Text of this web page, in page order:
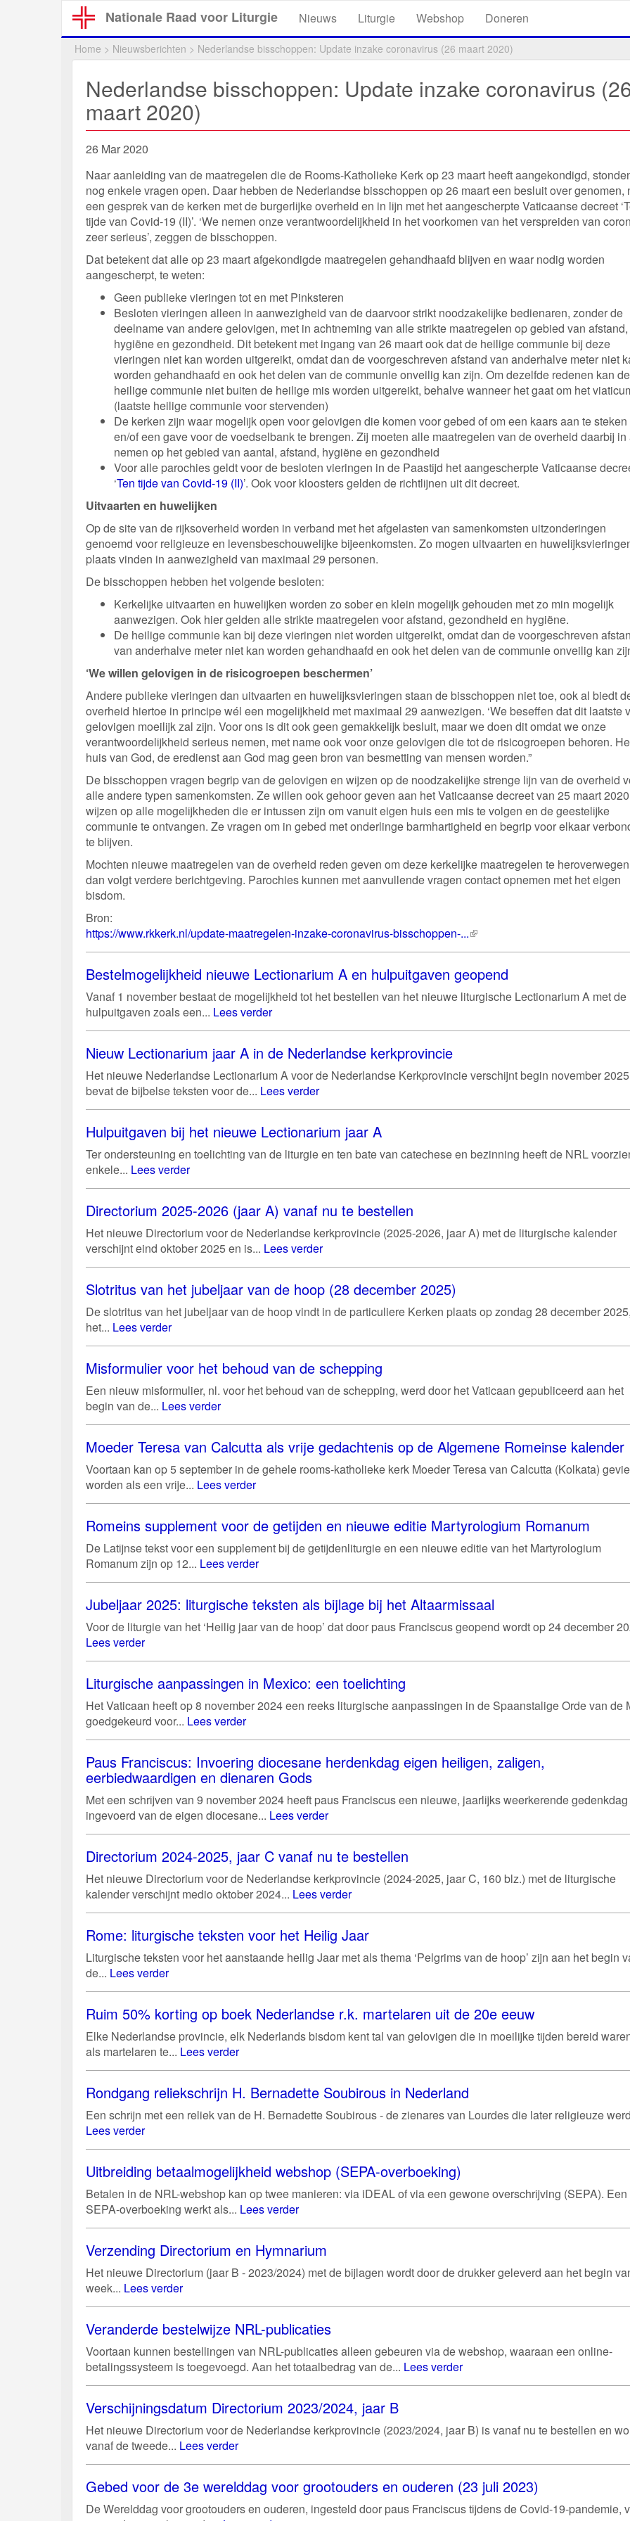
Nationale Raad voor Liturgie Nieuws Liturgie Webshop Doneren
Home > Nieuwsberichten > Nederlandse bisschoppen: Update inzake coronavirus (26 maart 2020)
Nederlandse bisschoppen: Update inzake coronavirus
maart 2020)
26 Mar 2020
Naar aanleiding van de maatregelen die de Rooms-Katholieke Kerk op 23 maart heeft aangekondigd,
nog enkele vragen open. Daar hebben de Nederlandse bisschoppen op 26 maart een besluit over genomen,
een gesprek van de kerken met de burgerlijke overheid en in lijn met het aangescherpte Vaticaanse decreet
tijde van Covid-19 (II)’. ‘We nemen onze verantwoordelijkheid in het voorkomen van het verspreiden van
zeer serieus’, zeggen de bisschoppen.
Dat betekent dat alle op 23 maart afgekondigde maatregelen gehandhaafd blijven en waar nodig worden
aangescherpt, te weten:
Geen publieke vieringen tot en met Pinksteren
Besloten vieringen alleen in aanwezigheid van de daarvoor strikt noodzakelijke bedienaren, zonder de
deelname van andere gelovigen, met in achtneming van alle strikte maatregelen op gebied van afstand,
hygiëne en gezondheid. Dit betekent met ingang van 26 maart ook dat de heilige communie bij deze
vieringen niet kan worden uitgereikt, omdat dan de voorgeschreven afstand van anderhalve meter niet
worden gehandhaafd en ook het delen van de communie onveilig kan zijn. Om dezelfde redenen kan de
heilige communie niet buiten de heilige mis worden uitgereikt, behalve wanneer het gaat om het
(laatste heilige communie voor stervenden)
De kerken zijn waar mogelijk open voor gelovigen die komen voor gebed of om een kaars aan te steken
en/of een gave voor de voedselbank te brengen. Zij moeten alle maatregelen van de overheid daarbij in
nemen op het gebied van aantal, afstand, hygiëne en gezondheid
Voor alle parochies geldt voor de besloten vieringen in de Paastijd het aangescherpte Vaticaanse
‘Ten tijde van Covid-19 (II)’. Ook voor kloosters gelden de richtlijnen uit dit decreet.
Uitvaarten en huwelijken
Op de site van de rijksoverheid worden in verband met het afgelasten van samenkomsten uitzonderingen
genoemd voor religieuze en levensbeschouwelijke bijeenkomsten. Zo mogen uitvaarten en
plaats vinden in aanwezigheid van maximaal 29 personen.
De bisschoppen hebben het volgende besloten:
Kerkelijke uitvaarten en huwelijken worden zo sober en klein mogelijk gehouden met zo min mogelijk
aanwezigen. Ook hier gelden alle strikte maatregelen voor afstand, gezondheid en hygiëne.
De heilige communie kan bij deze vieringen niet worden uitgereikt, omdat dan de voorgeschreven
van anderhalve meter niet kan worden gehandhaafd en ook het delen van de communie onveilig kan
‘We willen gelovigen in de risicogroepen beschermen’
Andere publieke vieringen dan uitvaarten en huwelijksvieringen staan de bisschoppen niet toe, ook al biedt
overheid hiertoe in principe wél een mogelijkheid met maximaal 29 aanwezigen. ‘We beseffen dat dit laatste
gelovigen moeilijk zal zijn. Voor ons is dit ook geen gemakkelijk besluit, maar we doen dit omdat we onze
verantwoordelijkheid serieus nemen, met name ook voor onze gelovigen die tot de risicogroepen behoren.
huis van God, de eredienst aan God mag geen bron van besmetting van mensen worden.”
De bisschoppen vragen begrip van de gelovigen en wijzen op de noodzakelijke strenge lijn van de overheid
alle andere typen samenkomsten. Ze willen ook gehoor geven aan het Vaticaanse decreet van 25 maart
wijzen op alle mogelijkheden die er intussen zijn om vanuit eigen huis een mis te volgen en de geestelijke
communie te ontvangen. Ze vragen om in gebed met onderlinge barmhartigheid en begrip voor elkaar
te blijven.
Mochten nieuwe maatregelen van de overheid reden geven om deze kerkelijke maatregelen te
dan volgt verdere berichtgeving. Parochies kunnen met aanvullende vragen contact opnemen met het eigen
bisdom.
Bron:
https://www.rkkerk.nl/update-maatregelen-inzake-coronavirus-bisschoppen-...(externe
link)
Bestelmogelijkheid nieuwe Lectionarium A en hulpuitgaven geopend
Vanaf 1 november bestaat de mogelijkheid tot het bestellen van het nieuwe liturgische Lectionarium A met de
hulpuitgaven zoals een... Lees verder
Nieuw Lectionarium jaar A in de Nederlandse kerkprovincie
Het nieuwe Nederlandse Lectionarium A voor de Nederlandse Kerkprovincie verschijnt begin november
bevat de bijbelse teksten voor de... Lees verder
Hulpuitgaven bij het nieuwe Lectionarium jaar A
Ter ondersteuning en toelichting van de liturgie en ten bate van catechese en bezinning heeft de NRL
enkele... Lees verder
Directorium 2025-2026 (jaar A) vanaf nu te bestellen
Het nieuwe Directorium voor de Nederlandse kerkprovincie (2025-2026, jaar A) met de liturgische kalender
verschijnt eind oktober 2025 en is... Lees verder
Slotritus van het jubeljaar van de hoop (28 december 2025)
De slotritus van het jubeljaar van de hoop vindt in de particuliere Kerken plaats op zondag 28 december
het... Lees verder
Misformulier voor het behoud van de schepping
Een nieuw misformulier, nl. voor het behoud van de schepping, werd door het Vaticaan gepubliceerd aan het
begin van de... Lees verder
Moeder Teresa van Calcutta als vrije gedachtenis op de Algemene Romeinse kalender
Voortaan kan op 5 september in de gehele rooms-katholieke kerk Moeder Teresa van Calcutta (Kolkata)
worden als een vrije... Lees verder
Romeins supplement voor de getijden en nieuwe editie Martyrologium Romanum
De Latijnse tekst voor een supplement bij de getijdenliturgie en een nieuwe editie van het Martyrologium
Romanum zijn op 12... Lees verder
Jubeljaar 2025: liturgische teksten als bijlage bij het Altaarmissaal
Voor de liturgie van het ‘Heilig jaar van de hoop’ dat door paus Franciscus geopend wordt op 24 december
Lees verder
Liturgische aanpassingen in Mexico: een toelichting
Het Vaticaan heeft op 8 november 2024 een reeks liturgische aanpassingen in de Spaanstalige Orde van de
goedgekeurd voor... Lees verder
Paus Franciscus: Invoering diocesane herdenkdag eigen heiligen, zaligen,
eerbiedwaardigen en dienaren Gods
Met een schrijven van 9 november 2024 heeft paus Franciscus een nieuwe, jaarlijks weerkerende gedenkdag
ingevoerd van de eigen diocesane... Lees verder
Directorium 2024-2025, jaar C vanaf nu te bestellen
Het nieuwe Directorium voor de Nederlandse kerkprovincie (2024-2025, jaar C, 160 blz.) met de liturgische
kalender verschijnt medio oktober 2024... Lees verder
Rome: liturgische teksten voor het Heilig Jaar
Liturgische teksten voor het aanstaande heilig Jaar met als thema ‘Pelgrims van de hoop’ zijn aan het begin
de... Lees verder
Ruim 50% korting op boek Nederlandse r.k. martelaren uit de 20e eeuw
Elke Nederlandse provincie, elk Nederlands bisdom kent tal van gelovigen die in moeilijke tijden bereid
als martelaren te... Lees verder
Rondgang reliekschrijn H. Bernadette Soubirous in Nederland
Een schrijn met een reliek van de H. Bernadette Soubirous - de zienares van Lourdes die later religieuze
Lees verder
Uitbreiding betaalmogelijkheid webshop (SEPA-overboeking)
Betalen in de NRL-webshop kan op twee manieren: via iDEAL of via een gewone overschrijving (SEPA). Een
SEPA-overboeking werkt als... Lees verder
Verzending Directorium en Hymnarium
Het nieuwe Directorium (jaar B - 2023/2024) met de bijlagen wordt door de drukker geleverd aan het begin
week... Lees verder
Veranderde bestelwijze NRL-publicaties
Voortaan kunnen bestellingen van NRL-publicaties alleen gebeuren via de webshop, waaraan een online-
betalingssysteem is toegevoegd. Aan het totaalbedrag van de... Lees verder
Verschijningsdatum Directorium 2023/2024, jaar B
Het nieuwe Directorium voor de Nederlandse kerkprovincie (2023/2024, jaar B) is vanaf nu te bestellen en
vanaf de tweede... Lees verder
Gebed voor de 3e werelddag voor grootouders en ouderen (23 juli 2023)
De Werelddag voor grootouders en ouderen, ingesteld door paus Franciscus tijdens de Covid-19-pandemie,